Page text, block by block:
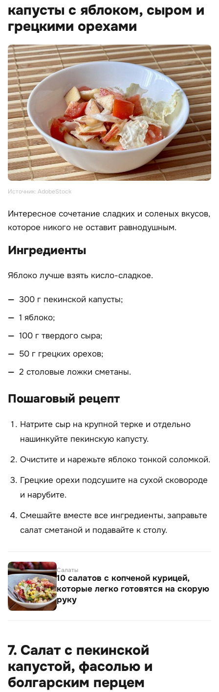
капусты с яблоком, сыром и
грецкими орехами
Источник: AdobeStock
Интересное сочетание сладких и соленых вкусов,
которое никого не оставит равнодушным.
Ингредиенты
Яблоко лучше взять кисло-сладкое.
300 г пекинской капусты;
1 яблоко;
100 г твердого сыра;
50 г грецких орехов;
2 столовые ложки сметаны.
Пошаговый рецепт
Натрите сыр на крупной терке и отдельно
нашинкуйте пекинскую капусту.
Очистите и нарежьте яблоко тонкой соломкой.
Грецкие орехи подсушите на сухой сковороде
и нарубите.
Смешайте вместе все ингредиенты, заправьте
салат сметаной и подавайте к столу.
Салаты
10 салатов с копченой курицей,
которые легко готовятся на скорую
руку
7. Салат с пекинской
капустой, фасолью и
болгарским перцем